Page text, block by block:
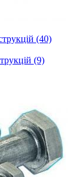
(40)
(9)